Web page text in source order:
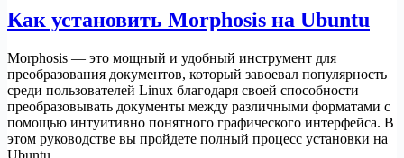
Как установить Morphosis на Ubuntu
Morphosis — это мощный и удобный инструмент для
преобразования документов, который завоевал популярность
среди пользователей Linux благодаря своей способности
преобразовывать документы между различными форматами с
помощью интуитивно понятного графического интерфейса. В
этом руководстве вы пройдете полный процесс установки на
Ubuntu…